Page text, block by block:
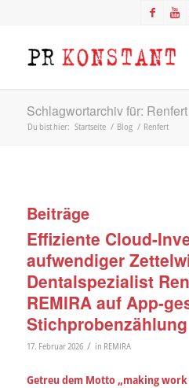
Schlagwortarchiv für: Renfert
Du bist hier: Startseite / Blog / Renfert
Beiträge
Effiziente Cloud-
aufwendiger
Dentalspezialist
REMIRA auf App-
Stichprobenzählung
17. Februar 2026 / in REMIRA
Getreu dem Motto „making work